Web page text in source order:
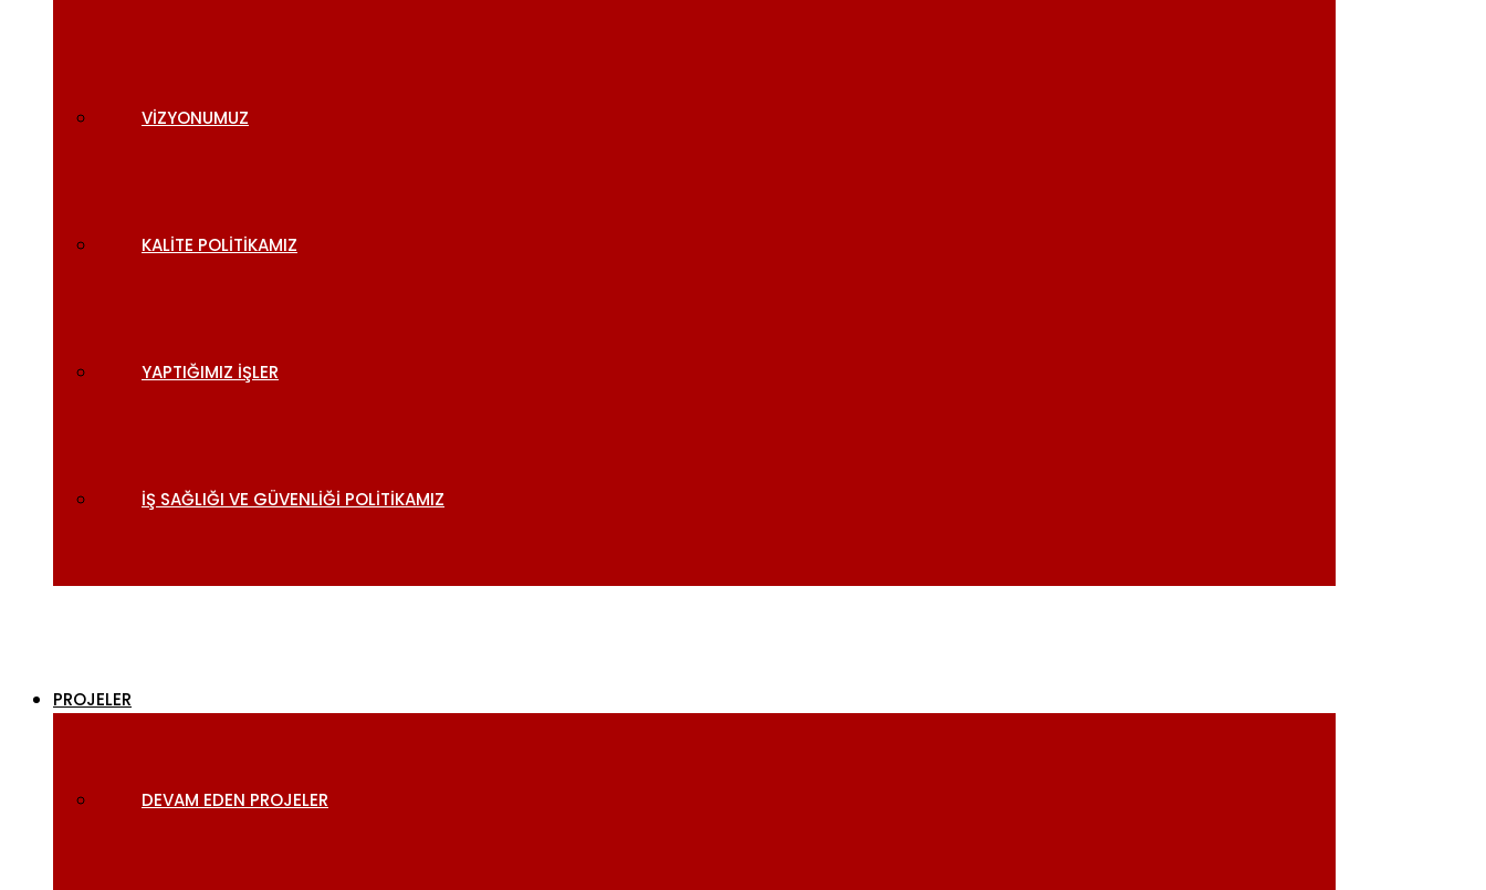
VIZYONUMUZ
KALITE POLITIKAMIZ
YAPTIĞIMIZ İŞLER
İŞ SAĞLIĞI VE GÜVENLIĞI POLITIKAMIZ
PROJELER
DEVAM EDEN PROJELER